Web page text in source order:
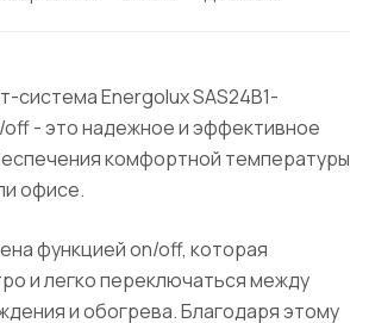
система Energolux SAS24B1-
off - это надежное и эффективное
комфортной температуры
офисе.
функцией on/off, которая
и легко переключаться между
и обогрева. Благодаря этому